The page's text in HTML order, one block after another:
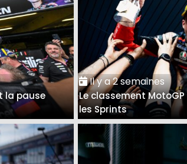
la pause
Il y a 2 semaines
Le classement
les Sprints